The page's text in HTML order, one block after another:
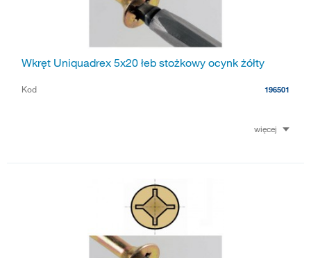
Wkręt Uniquadrex 5x20 łeb stożkowy ocynk żółty
Kod 196501
więcej